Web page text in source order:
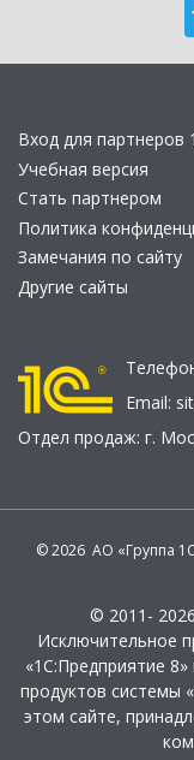
Вход для партнеров
Учебная версия
Стать партнером
Политика
Замечания по сайту
Другие сайты
Email:
Отдел продаж: г.
© 2026 АО «Группа
© 2011-
Исключительное
«1С:Предприятие
продуктов системы
этом сайте,